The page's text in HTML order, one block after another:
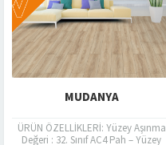
MUDANYA
ÜRÜN ÖZELLİKLERİ: Yüzey Aşınma
Değeri : 32. Sınıf AC4 Pah – Yüzey